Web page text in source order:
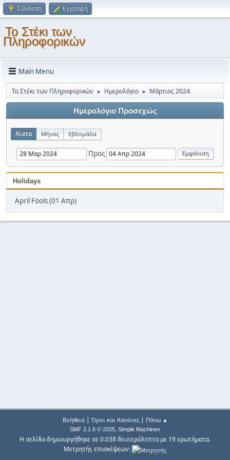
Σύνδεση Εγγραφή
Το Στέκι των
Πληροφορικών
Main Menu
Το Στέκι των Πληροφορικών ► Ημερολόγιο ► Μάρτιος 2024
Ημερολόγιο Προσεχώς
Λίστα Μήνας Εβδομάδα
Προς
Holidays
April Fools (01 Απρ)
Βοήθεια| Όροι και Κανόνες| Πάνω ▲
SMF 2.1.6 © 2025, Simple Machines
Η σελίδα δημιουργήθηκε σε 0.038 δευτερόλεπτα με 19 ερωτήματα.
Μετρητής επισκέψεων: